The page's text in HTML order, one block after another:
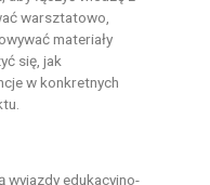
warsztatowo,
materiały
się, jak
w konkretnych
wyjazdy edukacyjno-